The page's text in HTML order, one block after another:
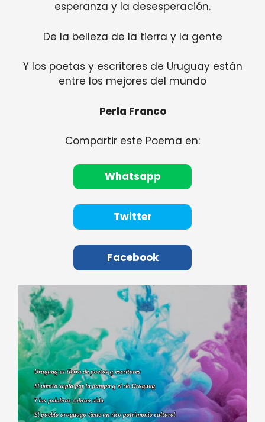
esperanza y la desesperación.
De la belleza de la tierra y la gente
Y los poetas y escritores de Uruguay están
entre los mejores del mundo
Perla Franco
Compartir este Poema en:
Whatsapp
Twitter
Facebook